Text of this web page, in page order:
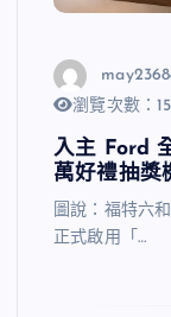
瀏覽次數：
入主 Ford
萬好禮抽獎
圖說：福特六
正式啟用「…